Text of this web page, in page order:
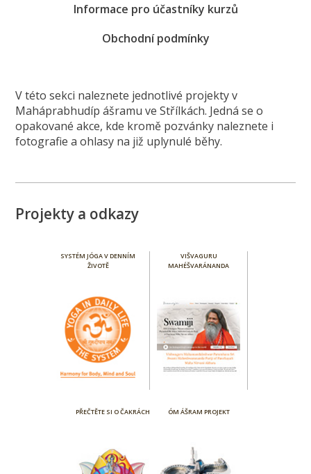
Informace pro účastníky kurzů
Obchodní podmínky
V této sekci naleznete jednotlivé projekty v
Maháprabhudíp ášramu ve Střílkách. Jedná se o
opakované akce, kde kromě pozvánky naleznete i
fotografie a ohlasy na již uplynulé běhy.
Projekty a odkazy
SYSTÉM JÓGA V DENNÍM
ŽIVOTĚ
VIŠVAGURU
MAHÉŠVARÁNANDA
PŘEČTĚTE SI O ČAKRÁCH ÓM ÁŠRAM PROJEKT